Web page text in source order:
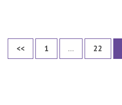
Berichten
paginering
<< Page
1 … Page
22